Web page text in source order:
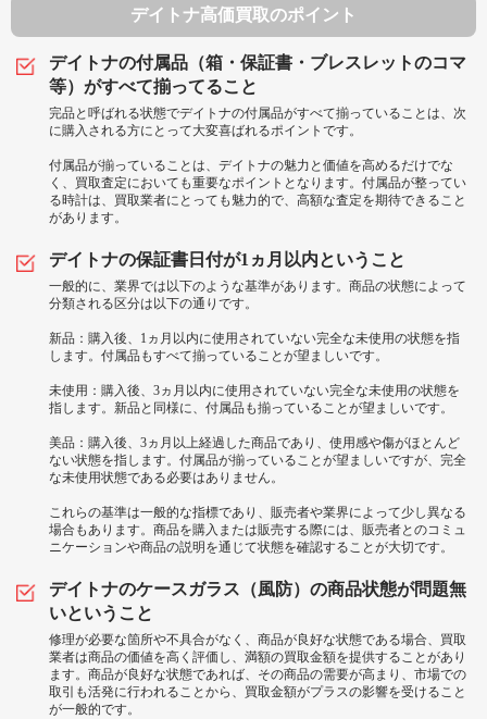
デイトナ高価買取のポイント
デイトナの付属品（箱・保証書・ブレスレットのコマ
等）がすべて揃ってること
完品と呼ばれる状態でデイトナの付属品がすべて揃っていることは、次
に購入される方にとって大変喜ばれるポイントです。
付属品が揃っていることは、デイトナの魅力と価値を高めるだけでな
く、買取査定においても重要なポイントとなります。付属品が整ってい
る時計は、買取業者にとっても魅力的で、高額な査定を期待できること
があります。
デイトナの保証書日付が1ヵ月以内ということ
一般的に、業界では以下のような基準があります。商品の状態によって
分類される区分は以下の通りです。
新品：購入後、1ヵ月以内に使用されていない完全な未使用の状態を指
します。付属品もすべて揃っていることが望ましいです。
未使用：購入後、3ヵ月以内に使用されていない完全な未使用の状態を
指します。新品と同様に、付属品も揃っていることが望ましいです。
美品：購入後、3ヵ月以上経過した商品であり、使用感や傷がほとんど
ない状態を指します。付属品が揃っていることが望ましいですが、完全
な未使用状態である必要はありません。
これらの基準は一般的な指標であり、販売者や業界によって少し異なる
場合もあります。商品を購入または販売する際には、販売者とのコミュ
ニケーションや商品の説明を通じて状態を確認することが大切です。
デイトナのケースガラス（風防）の商品状態が問題無
いということ
修理が必要な箇所や不具合がなく、商品が良好な状態である場合、買取
業者は商品の価値を高く評価し、満額の買取金額を提供することがあり
ます。商品が良好な状態であれば、その商品の需要が高まり、市場での
取引も活発に行われることから、買取金額がプラスの影響を受けること
が一般的です。